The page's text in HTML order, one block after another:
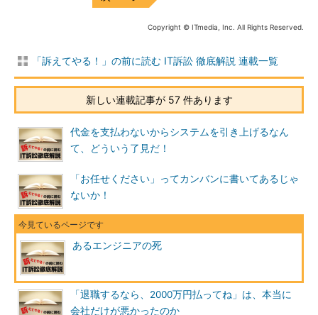
Copyright © ITmedia, Inc. All Rights Reserved.
「訴えてやる！」の前に読む IT訴訟 徹底解説 連載一覧
新しい連載記事が 57 件あります
代金を支払わないからシステムを引き上げるなん
て、どういう了見だ！
「お任せください」ってカンバンに書いてあるじゃ
ないか！
あるエンジニアの死
「退職するなら、2000万円払ってね」は、本当に
会社だけが悪かったのか